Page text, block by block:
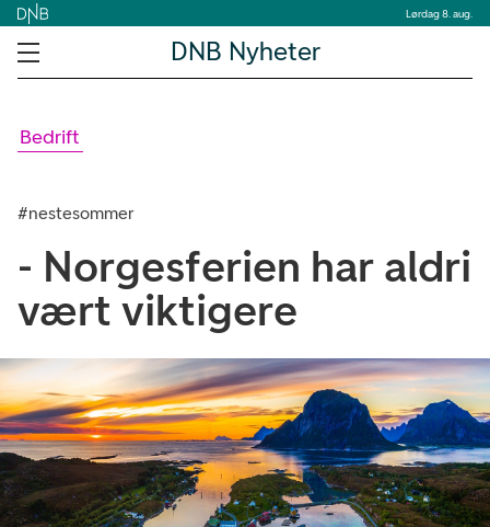
Lørdag 8. aug.
DNB Nyheter
Bedrift
#nestesommer
- Norgesferien har aldri
vært viktigere